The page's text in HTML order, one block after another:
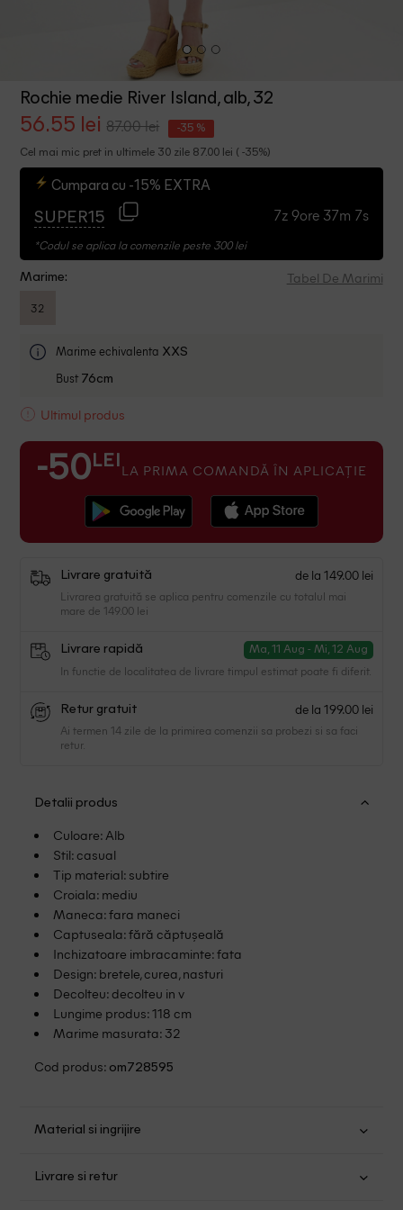
Rochie medie River Island, alb, 32
56.55 lei 87.00 lei -35 %
Cel mai mic pret in ultimele 30 zile 87.00 lei ( -35%)
Cumpara cu -15% EXTRA
SUPER15 7z 9ore 37m 6s
*Codul se aplica la comenzile peste 300 lei
Marime: Tabel De Marimi
32
Marime echivalenta XXS
Bust 76cm
Ultimul produs
-50 LEI LA PRIMA COMANDĂ ÎN APLICAȚIE
Livrare gratuită de la 149.00 lei
Livrarea gratuită se aplica pentru comenzile cu totalul mai
mare de 149.00 lei
Livrare rapidă Ma, 11 Aug - Mi, 12 Aug
In functie de localitatea de livrare timpul estimat poate fi diferit.
Retur gratuit de la 199.00 lei
Ai termen 14 zile de la primirea comenzii sa probezi si sa faci
retur.
Detalii produs
Culoare: Alb
Stil: casual
Tip material: subtire
Croiala: mediu
Maneca: fara maneci
Captuseala: fără căptușeală
Inchizatoare imbracaminte: fata
Design: bretele, curea, nasturi
Decolteu: decolteu in v
Lungime produs: 118 cm
Marime masurata: 32
Cod produs: om728595
Material si ingrijire
Livrare si retur